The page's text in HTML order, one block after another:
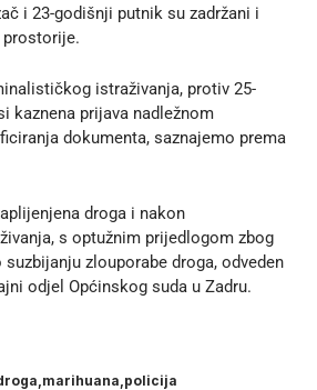
i 23-godišnji putnik su zadržani i
istraživanja, protiv 25-
kaznena prijava nadležnom
dokumenta, saznajemo prema
droga i nakon
s optužnim prijedlogom zbog
zlouporabe droga, odveden
odjel Općinskog suda u Zadru.
marihuana policija